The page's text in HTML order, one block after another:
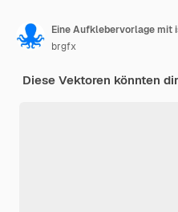
Eine Aufklebervorlage
brgfx
Diese Vektoren könnten